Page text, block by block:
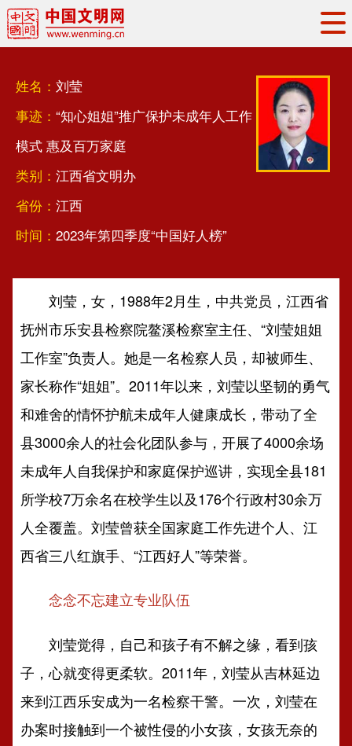
权威发布
地方交流
文明实践
文明创建
文明矩阵
姓名： 刘莹
事迹： “知心姐姐”推广保护未成年人工作
模式 惠及百万家庭
类别： 江西省文明办
省份： 江西
时间： 2023年第四季度“中国好人榜”
刘莹，女，1988年2月生，中共党员，江西省
抚州市乐安县检察院鳌溪检察室主任、“刘莹姐姐
工作室”负责人。她是一名检察人员，却被师生、
家长称作“姐姐”。2011年以来，刘莹以坚韧的勇气
和难舍的情怀护航未成年人健康成长，带动了全
县3000余人的社会化团队参与，开展了4000余场
未成年人自我保护和家庭保护巡讲，实现全县181
所学校7万余名在校学生以及176个行政村30余万
人全覆盖。刘莹曾获全国家庭工作先进个人、江
西省三八红旗手、“江西好人”等荣誉。
念念不忘建立专业队伍
刘莹觉得，自己和孩子有不解之缘，看到孩
子，心就变得更柔软。2011年，刘莹从吉林延边
来到江西乐安成为一名检察干警。一次，刘莹在
办案时接触到一个被性侵的小女孩，女孩无奈的